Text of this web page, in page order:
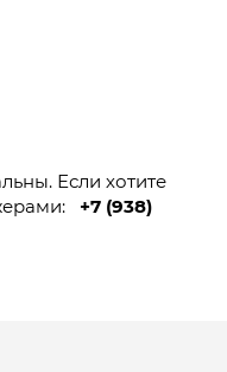
Если хотите
+7 (938)